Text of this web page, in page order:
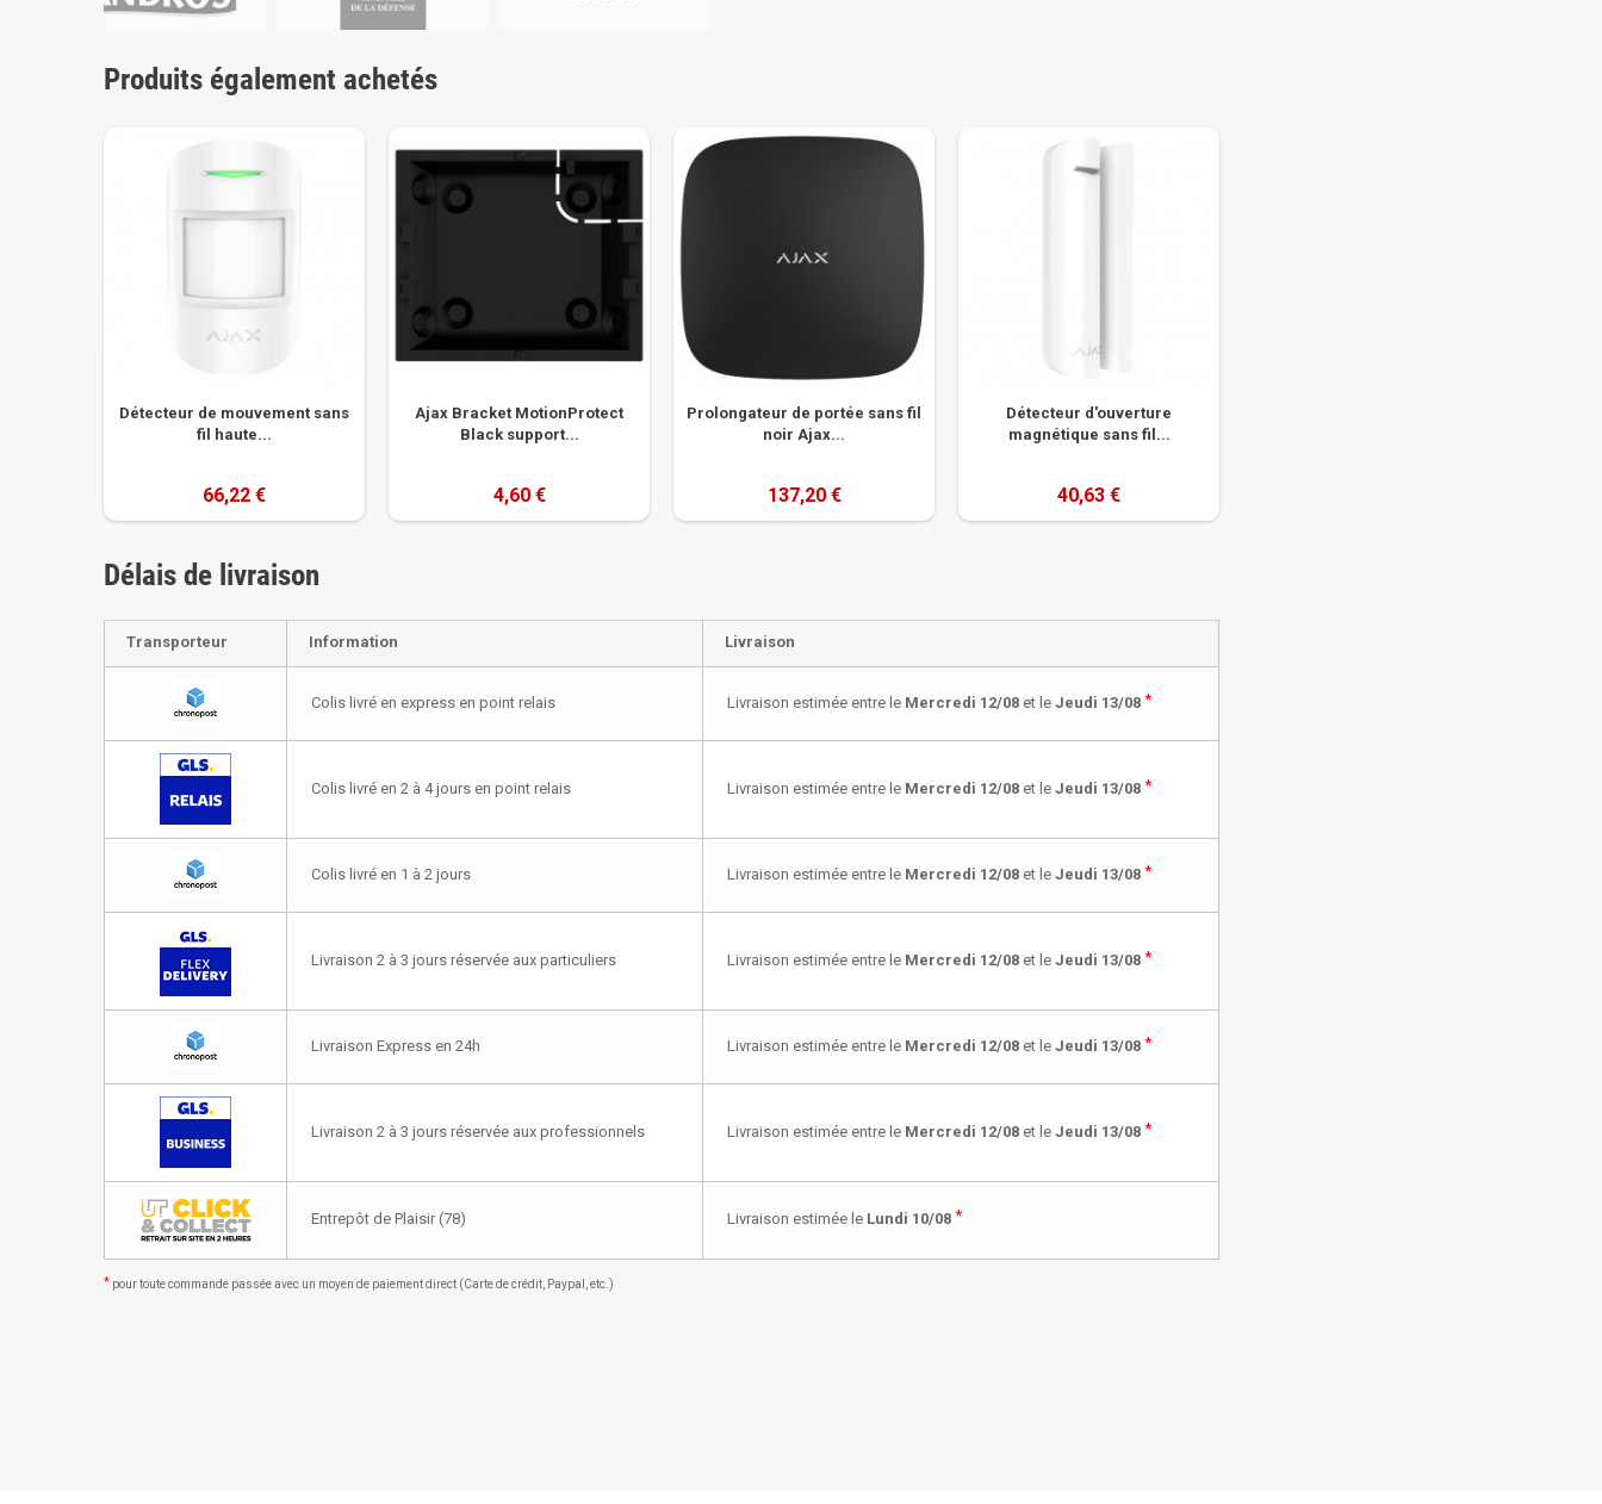
Produits également achetés
Détecteur de mouvement sans
fil haute...
66,22 €
Ajax Bracket MotionProtect
Black support...
4,60 €
Prolongateur de portée sans fil
noir Ajax...
137,20 €
Détecteur d'ouverture
magnétique sans fil...
40,63 €
Délais de livraison
Transporteur Information Livraison
Colis livré en express en point relais Livraison estimée entre le Mercredi 12/08 et le Jeudi 13/08 *
Colis livré en 2 à 4 jours en point relais Livraison estimée entre le Mercredi 12/08 et le Jeudi 13/08 *
Colis livré en 1 à 2 jours Livraison estimée entre le Mercredi 12/08 et le Jeudi 13/08 *
Livraison 2 à 3 jours réservée aux particuliers Livraison estimée entre le Mercredi 12/08 et le Jeudi 13/08 *
Livraison Express en 24h Livraison estimée entre le Mercredi 12/08 et le Jeudi 13/08 *
Livraison 2 à 3 jours réservée aux professionnels Livraison estimée entre le Mercredi 12/08 et le Jeudi 13/08 *
Entrepôt de Plaisir (78) Livraison estimée le Lundi 10/08 *
* pour toute commande passée avec un moyen de paiement direct (Carte de crédit, Paypal, etc.)